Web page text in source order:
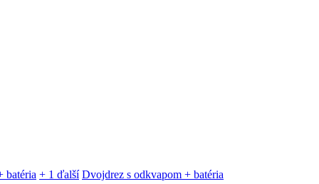
batéria + 1 ďalší Dvojdrez s odkvapom + batéria